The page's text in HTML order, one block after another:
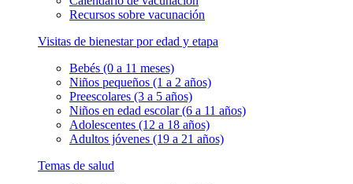
Recursos sobre vacunación
Visitas de bienestar por edad y etapa
Bebés (0 a 11 meses)
Niños pequeños (1 a 2 años)
Preescolares (3 a 5 años)
Niños en edad escolar (6 a 11 años)
Adolescentes (12 a 18 años)
Adultos jóvenes (19 a 21 años)
Temas de salud